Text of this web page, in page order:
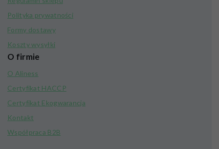
Polityka prywatności
Formy dostawy
Koszty wysyłki
O firmie
O Aliness
Certyfikat HACCP
Certyfikat Ekogwarancja
Kontakt
Współpraca B2B